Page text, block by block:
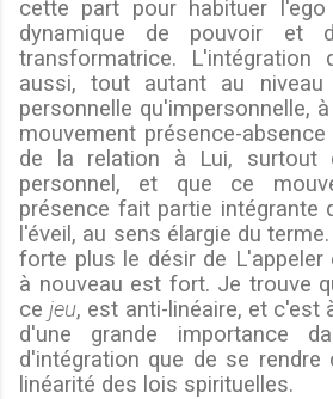
cette part pour habituer
dynamique de pouvoir et
transformatrice. L'intégration
aussi, tout autant au
personnelle qu'impersonnelle,
mouvement présence-
de la relation à Lui, surtout
personnel, et que ce
présence fait partie intégrante
l'éveil, au sens élargie du
forte plus le désir de
à nouveau est fort. Je trouve
cejeu, est anti-linéaire, et c'est
d'une grande importance
d'intégration que de se
linéarité des lois spirituelles.